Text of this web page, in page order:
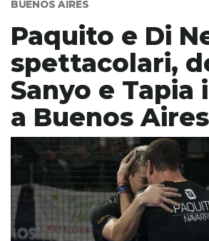
BUENOS AIRES
Paquito e Di
spettacolari,
Sanyo e Tapia
a Buenos Aires